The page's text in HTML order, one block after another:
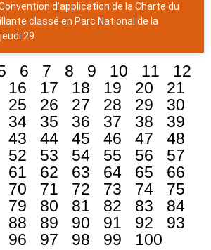
d’application de la Charte du
classé en Parc National de la
29
6 7 8 9 10 11
12
16 17 18 19 20
21
25 26 27 28 29
30
34 35 36 37 38
39
43 44 45 46 47
48
52 53 54 55 56
57
61 62 63 64 65
66
70 71 72 73 74
75
79 80 81 82 83
84
88 89 90 91 92
93
96 97 98 99 100